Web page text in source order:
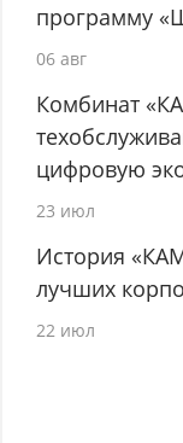
программу
06 авг
Комбинат
цифровую
23 июл
История
лучших
22 июл